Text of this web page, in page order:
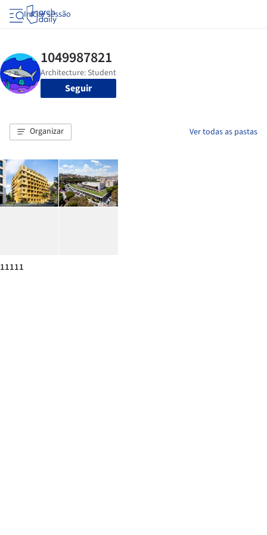
Iniciar sessão
Seguir
Organizar Ver todas as pastas
11111